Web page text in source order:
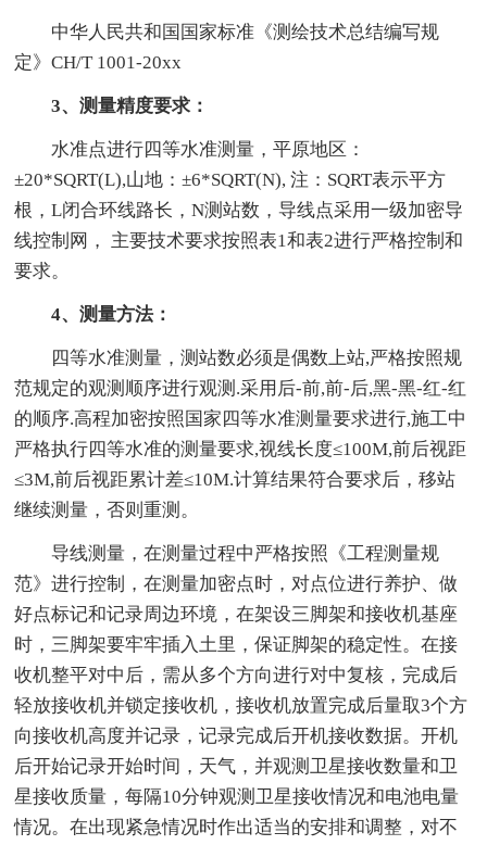
中华人民共和国国家标准《测绘技术总结编写规
定》CH/T 1001-20xx
3、测量精度要求：
水准点进行四等水准测量，平原地区：
±20*SQRT(L),山地：±6*SQRT(N), 注：SQRT表示平方
根，L闭合环线路长，N测站数，导线点采用一级加密导
线控制网， 主要技术要求按照表1和表2进行严格控制和
要求。
4、测量方法：
四等水准测量，测站数必须是偶数上站,严格按照规
范规定的观测顺序进行观测.采用后-前,前-后,黑-黑-红-红
的顺序.高程加密按照国家四等水准测量要求进行,施工中
严格执行四等水准的测量要求,视线长度≤100M,前后视距
≤3M,前后视距累计差≤10M.计算结果符合要求后，移站
继续测量，否则重测。
导线测量，在测量过程中严格按照《工程测量规
范》进行控制，在测量加密点时，对点位进行养护、做
好点标记和记录周边环境，在架设三脚架和接收机基座
时，三脚架要牢牢插入土里，保证脚架的稳定性。在接
收机整平对中后，需从多个方向进行对中复核，完成后
轻放接收机并锁定接收机，接收机放置完成后量取3个方
向接收机高度并记录，记录完成后开机接收数据。开机
后开始记录开始时间，天气，并观测卫星接收数量和卫
星接收质量，每隔10分钟观测卫星接收情况和电池电量
情况。在出现紧急情况时作出适当的安排和调整，对不